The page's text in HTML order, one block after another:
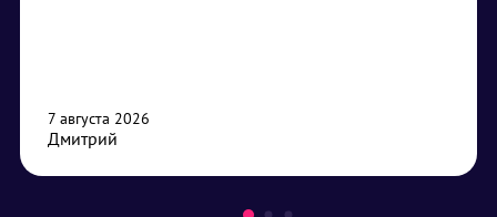
7 августа 2026
Дмитрий